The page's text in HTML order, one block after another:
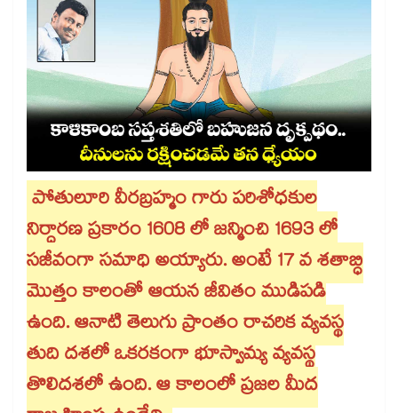
పోతులూరి వీరబ్రహ్మం గారు పరిశోధకుల
నిర్ధారణ ప్రకారం 1608 లో జన్మించి 1693 లో
సజీవంగా సమాధి అయ్యారు. అంటే 17 వ శతాబ్ధి
మొత్తం కాలంతో ఆయన జీవితం ముడిపడి
ఉంది. ఆనాటి తెలుగు ప్రాంతం రాచరిక వ్యవస్థ
తుది దశలో ఒకరకంగా భూస్వామ్య వ్యవస్థ
తొలిదశలో ఉంది. ఆ కాలంలో ప్రజల మీద